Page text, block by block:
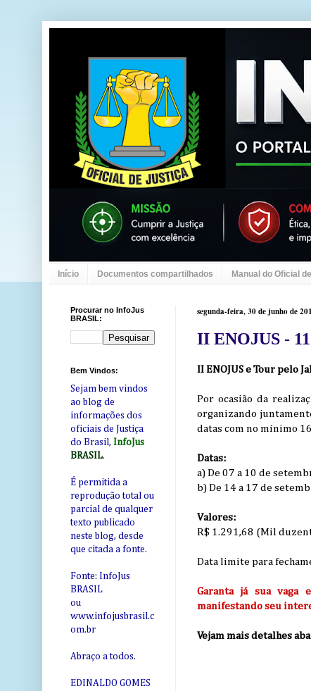
Início Documentos compartilhados Manual do Oficial
segunda-feira, 30 de junho de
II ENOJUS -
II ENOJUS e Tour pelo
Por ocasião da
organizando
datas com no mínimo
Datas:
a) De 07 a 10 de
b) De 14 a 17 de
Valores:
R$ 1.291,68 (Mil
Data limite para
Garanta já sua vaga
manifestando seu
Vejam mais detalhes
Procurar no InfoJus
BRASIL:
Bem Vindos:
Sejam bem vindos
ao blog de
informações dos
oficiais de Justiça
do Brasil, InfoJus
BRASIL.
É permitida a
reprodução total ou
parcial de qualquer
texto publicado
neste blog, desde
que citada a fonte.
Fonte: InfoJus
BRASIL
ou
www.infojusbrasil.c
om.br
Abraço a todos.
EDINALDO GOMES